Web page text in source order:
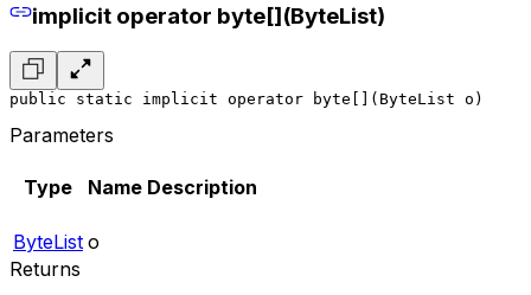
implicit operator byte[](ByteList)
public static implicit operator byte[](ByteList o)
Parameters
Type Name Description
ByteList o
Returns